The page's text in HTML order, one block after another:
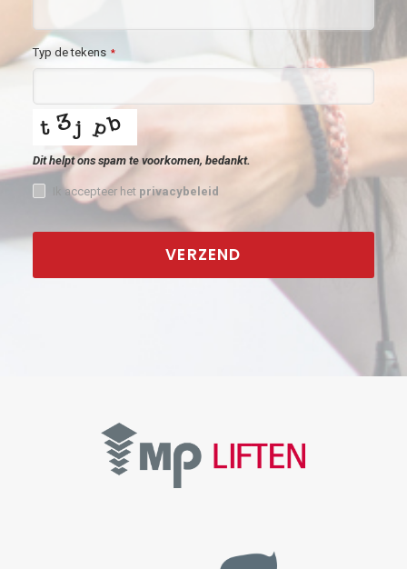
Typ de tekens *
Dit helpt ons spam te voorkomen, bedankt.
Ik accepteer het privacybeleid
VERZEND